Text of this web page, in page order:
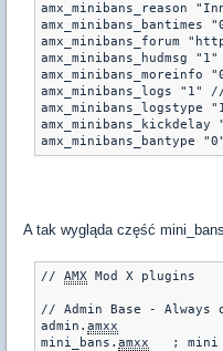
amx_minibans_reason
amx_minibans_bantimes
amx_minibans_forum
amx_minibans_hudmsg
amx_minibans_logs
A tak wygląda część
// AMX Mod X plugins
// Admin Base - Always
admin. amxx
mini_bans. amxx
; mini